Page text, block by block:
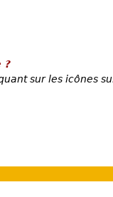
?
sur les icônes